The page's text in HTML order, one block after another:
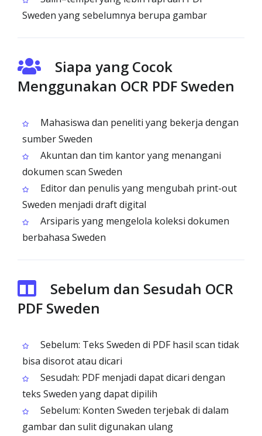
Sweden yang sebelumnya berupa gambar
Siapa yang Cocok
Menggunakan OCR PDF Sweden
Mahasiswa dan peneliti yang bekerja dengan
sumber Sweden
Akuntan dan tim kantor yang menangani
dokumen scan Sweden
Editor dan penulis yang mengubah print-out
Sweden menjadi draft digital
Arsiparis yang mengelola koleksi dokumen
berbahasa Sweden
Sebelum dan Sesudah OCR
PDF Sweden
Sebelum: Teks Sweden di PDF hasil scan tidak
bisa disorot atau dicari
Sesudah: PDF menjadi dapat dicari dengan
teks Sweden yang dapat dipilih
Sebelum: Konten Sweden terjebak di dalam
gambar dan sulit digunakan ulang